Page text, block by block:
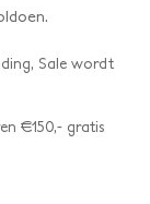
Sale wordt
€150,- gratis